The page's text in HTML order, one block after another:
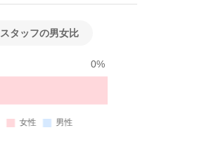
スタッフの男女比
0%